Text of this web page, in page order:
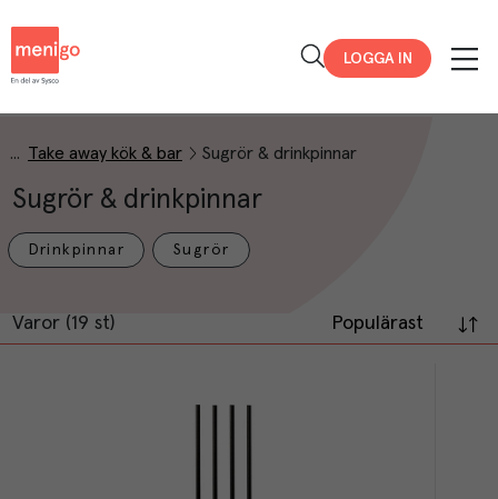
LOGGA IN
Take away kök & bar Sugrör & drinkpinnar
Sugrör & drinkpinnar
Drinkpinnar Sugrör
Varor (19 st) Populärast